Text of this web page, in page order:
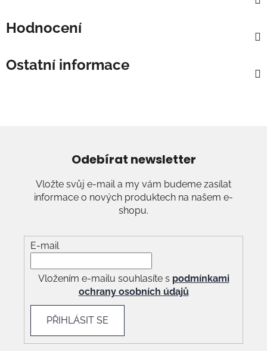
Hodnocení
Ostatní informace
Odebírat newsletter
Vložte svůj e-mail a my vám budeme zasílat
informace o nových produktech na našem e-
shopu.
E-mail
Vložením e-mailu souhlasíte s podmínkami
ochrany osobních údajů
PŘIHLÁSIT SE